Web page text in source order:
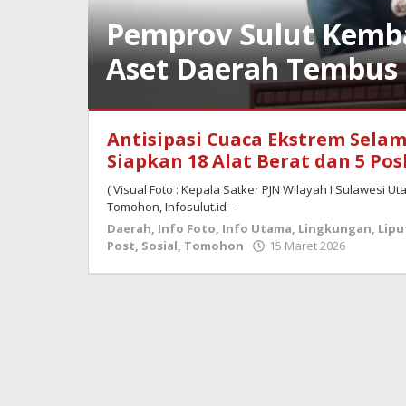
Pemprov Sulut
Aset Daerah
Bisnis
Ekonomi,
Bolmong
Raya,
Budaya,
Daerah,
Sulut,
Antisipasi Cuaca Ekstrem
Siapkan 18 Alat Berat dan 5
( Visual Foto : Kepala Satker PJN Wilayah I Sulawesi
Tomohon, Infosulut.id –
Daerah, Info Foto, Info Utama, Lingkungan,
Post, Sosial, Tomohon 15 Maret 2026